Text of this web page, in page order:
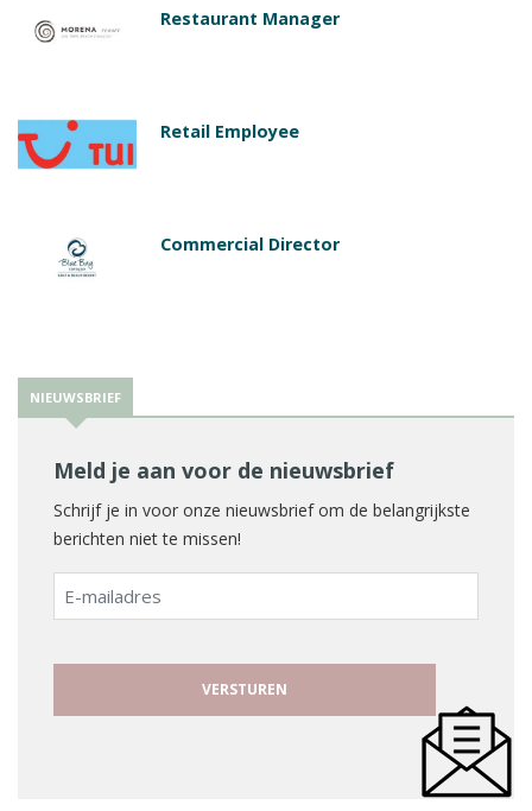
Restaurant Manager
Retail Employee
Commercial Director
NIEUWSBRIEF
Meld je aan voor de nieuwsbrief
Schrijf je in voor onze nieuwsbrief om de belangrijkste
berichten niet te missen!
E-
mailadres